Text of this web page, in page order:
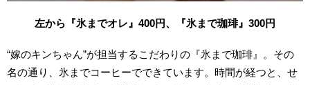
左から『氷までオレ 』400円、『氷まで珈琲』300円
“嫁のキンちゃん”が担当するこだわりの『氷まで珈琲』。その
名の通り、氷までコーヒーでできています。時間が経つと、せ